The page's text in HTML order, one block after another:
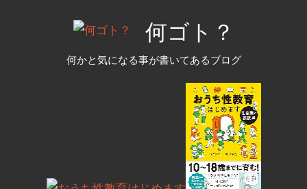
何ゴト？
何かと気になる事が書いてあるブログ